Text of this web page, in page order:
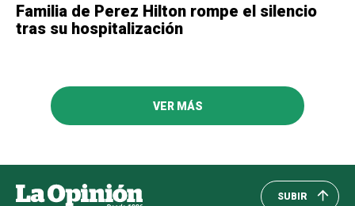
Familia de Perez Hilton rompe el silencio
tras su hospitalización
VER MÁS
SUBIR